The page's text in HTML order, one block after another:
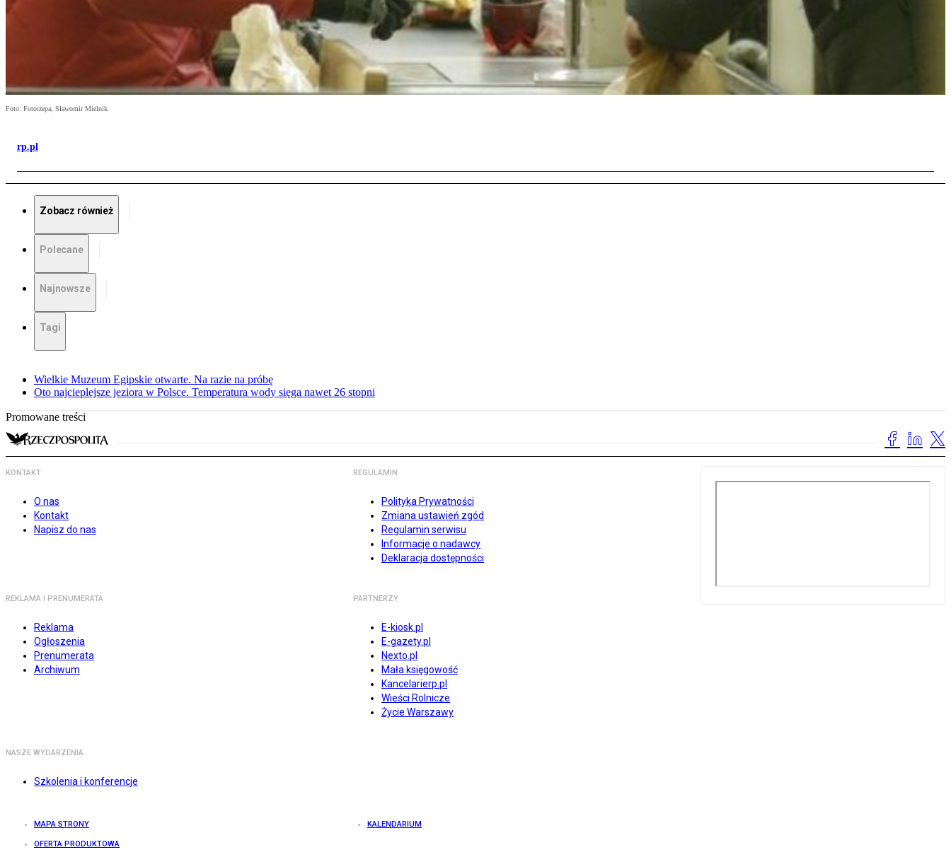
Foto: Fotorzepa, Sławomir Mielnik
rp.pl
Zobacz również
Polecane
Najnowsze
Tagi
Wielkie Muzeum Egipskie otwarte. Na razie na próbę
Oto najcieplejsze jeziora w Polsce. Temperatura wody sięga nawet 26 stopni
Promowane treści
KONTAKT
O nas
Kontakt
Napisz do nas
REGULAMIN
Polityka Prywatności
Zmiana ustawień zgód
Regulamin serwisu
Informacje o nadawcy
Deklaracja dostępności
REKLAMA I PRENUMERATA
Reklama
Ogłoszenia
Prenumerata
Archiwum
PARTNERZY
E-kiosk.pl
E-gazety.pl
Nexto.pl
Mała księgowość
Kancelarierp.pl
Wieści Rolnicze
Życie Warszawy
NASZE WYDARZENIA
Szkolenia i konferencje
MAPA STRONY KALENDARIUM
OFERTA PRODUKTOWA